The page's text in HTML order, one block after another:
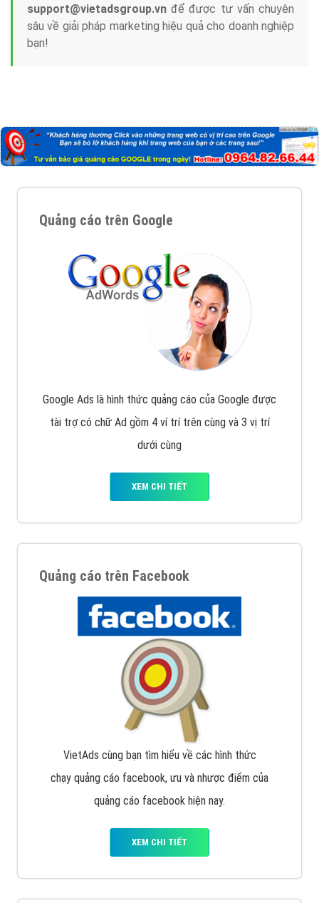
support@vietadsgroup.vn để được tư vấn chuyên
sâu về giải pháp marketing hiệu quả cho doanh nghiệp
bạn!
Quảng cáo trên Google
Google Ads là hình thức quảng cáo của Google được
tài trợ có chữ Ad gồm 4 ví trí trên cùng và 3 vị trí
dưới cùng
XEM CHI TIẾT
Quảng cáo trên Facebook
VietAds cùng bạn tìm hiểu về các hình thức
chạy quảng cáo facebook, ưu và nhược điểm của
quảng cáo facebook hiện nay.
XEM CHI TIẾT